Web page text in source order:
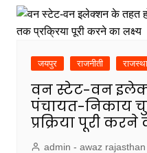
जयपुर राजनीती
वन स्टेट-वन
पंचायत-निकाय
प्रक्रिया पूरी करने
admin - awaz